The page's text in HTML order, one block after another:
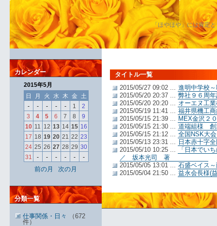
「ほやほや」には肯定
タイトル一覧
2015/05/27 09:02 ... 進明中学校
2015/05/20 20:37 ... 弊社９６周
2015/05/20 20:20 ... オーエヌ工
2015/05/19 11:41 ... 福井県機工
2015/05/15 21:39 ... MEX金沢２
2015/05/15 21:30 ... 道端組様 創
2015/05/15 21:12 ... 全国NSK大
2015/05/13 23:31 ... 日本赤十字
2015/05/10 10:25 ...
「日本でい
／ 坂本光司 著
2015/05/05 13:01 ... 石盛ベイス
2015/05/04 21:50 ... 益永会長様(
カレンダー
2015年5月
日
月 火 水 木 金 土
-
- - - - 1
2
3
4 5 6 7 8
9
10 11 12 13 14 15 16
17 18 19 20 21 22 23
24 25 26 27 28 29 30
31
- - - - - -
前の月 次の月
分類一覧
仕事関係・日々
（672
件）